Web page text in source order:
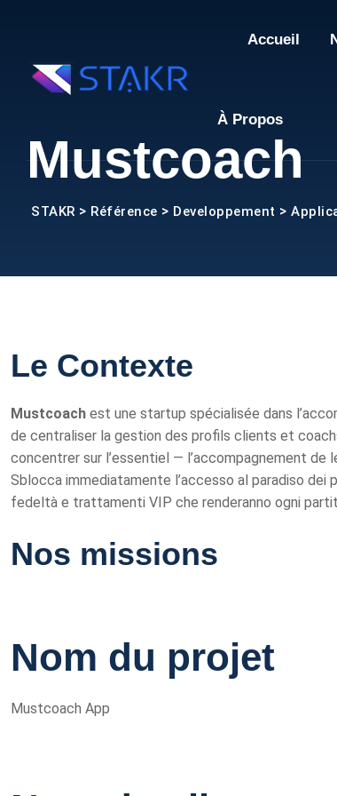
Accueil
À Propos
Mustcoach
STAKR > Référence > Developpement >
Le Contexte
Mustcoach est une startup spécialisée dans
de centraliser la gestion des profils clients et
concentrer sur l’essentiel — l’accompagnement de
Sblocca immediatamente l’accesso al paradiso
fedeltà e trattamenti VIP che renderanno ogni
Nos missions
Nom du projet
Mustcoach App